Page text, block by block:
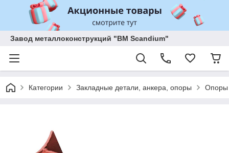
Завод металлоконструкций "BM Scandium"
Категории Закладные детали, анкера, опоры Опоры